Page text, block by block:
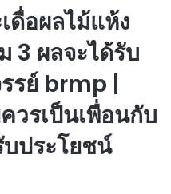
ดื่อผลไม้แห้ง
3 ผลจะได้รับ
รย์ brmp |
วรเป็นเพื่อนกับ
ประโยชน์